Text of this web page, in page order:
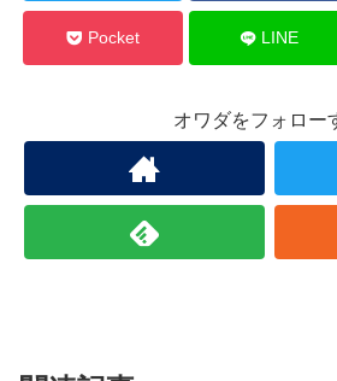
Pocket LINE
オワダをフォロー